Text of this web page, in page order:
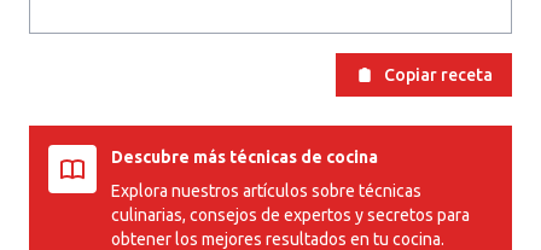
Copiar receta
Descubre más técnicas de cocina
Explora nuestros artículos sobre técnicas
culinarias, consejos de expertos y secretos para
obtener los mejores resultados en tu cocina.